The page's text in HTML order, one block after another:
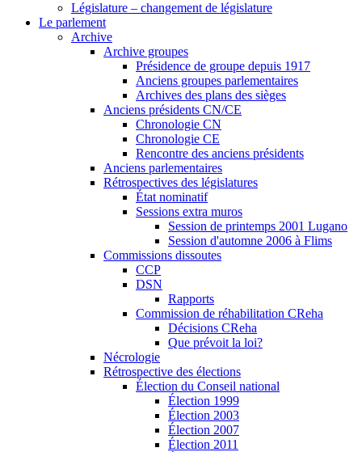
Législature – changement de législature
Le parlement
Archive
Archive groupes
Présidence de groupe depuis 1917
Anciens groupes parlementaires
Archives des plans des sièges
Anciens présidents CN/CE
Chronologie CN
Chronologie CE
Rencontre des anciens présidents
Anciens parlementaires
Rétrospectives des législatures
État nominatif
Sessions extra muros
Session de printemps 2001 Lugano
Session d'automne 2006 à Flims
Commissions dissoutes
CCP
DSN
Rapports
Commission de réhabilitation CReha
Décisions CReha
Que prévoit la loi?
Nécrologie
Rétrospective des élections
Élection du Conseil national
Élection 1999
Élection 2003
Élection 2007
Élection 2011